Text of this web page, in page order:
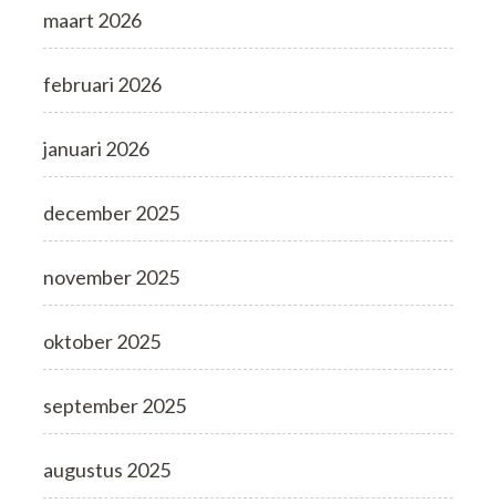
maart 2026
februari 2026
januari 2026
december 2025
november 2025
oktober 2025
september 2025
augustus 2025